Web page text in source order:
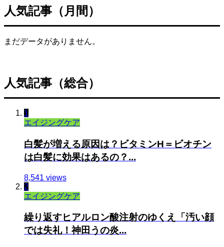
人気記事（月間）
まだデータがありません。
人気記事（総合）
1
エイジングケア
白髪が増える原因は？ビタミンH＝ビオチン
は白髪に効果はあるの？...
8,541 views
2
エイジングケア
繰り返すヒアルロン酸注射のゆくえ「汚い顔
では失礼！神田うの炎...